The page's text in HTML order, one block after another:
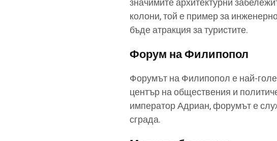
колони, той е пример за
бъде атракция за туристите.
Форум на Филипопол
Форумът на Филипопол е най-
център на обществения и
император Адриан, форумът е
сграда.